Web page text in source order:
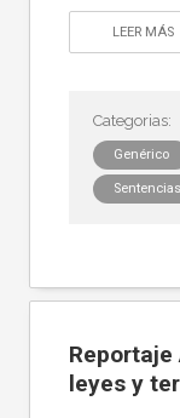
LEER MÁS
Genérico
Sentencias
Reportaje
leyes y